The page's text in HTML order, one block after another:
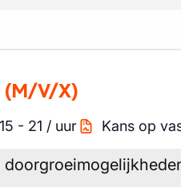
(M/V/X)
- 21 / uur Kans op